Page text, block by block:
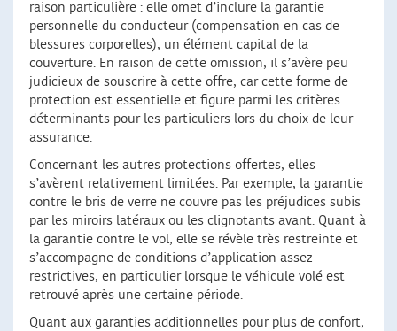
raison particulière : elle omet d’inclure la garantie
personnelle du conducteur (compensation en cas de
blessures corporelles), un élément capital de la
couverture. En raison de cette omission, il s’avère peu
judicieux de souscrire à cette offre, car cette forme de
protection est essentielle et figure parmi les critères
déterminants pour les particuliers lors du choix de leur
assurance.
Concernant les autres protections offertes, elles
s’avèrent relativement limitées. Par exemple, la garantie
contre le bris de verre ne couvre pas les préjudices subis
par les miroirs latéraux ou les clignotants avant. Quant à
la garantie contre le vol, elle se révèle très restreinte et
s’accompagne de conditions d’application assez
restrictives, en particulier lorsque le véhicule volé est
retrouvé après une certaine période.
Quant aux garanties additionnelles pour plus de confort,